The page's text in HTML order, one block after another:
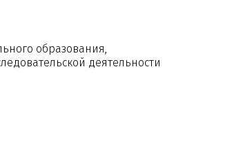
образования,
деятельности